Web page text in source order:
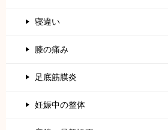
寝違い
膝の痛み
足底筋膜炎
妊娠中の整体